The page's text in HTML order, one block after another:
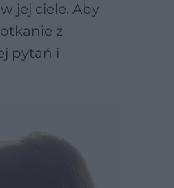
jej ciele. Aby
z
pytań i